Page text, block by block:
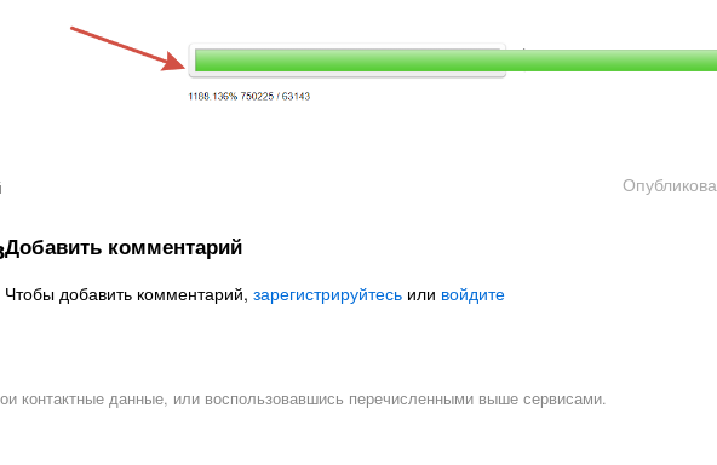
Добавить комментарий
Чтобы добавить комментарий, зарегистрируйтесьили войдите
контактные данные, или воспользовавшись перечисленными выше сервисами.